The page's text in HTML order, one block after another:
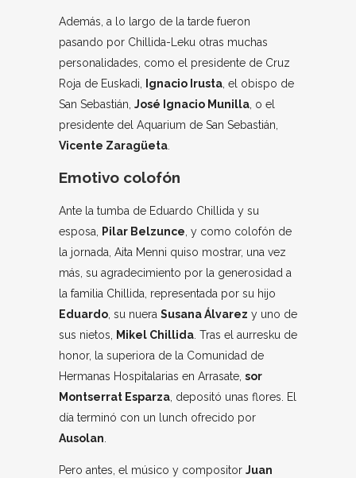
Además, a lo largo de la tarde fueron
pasando por Chillida-Leku otras muchas
personalidades, como el presidente de Cruz
Roja de Euskadi,
Ignacio Irusta, el obispo de
San Sebastián, José Ignacio Munilla, o el
presidente del Aquarium de San Sebastián,
Vicente Zaragüeta.
Emotivo colofón
Ante la tumba de Eduardo Chillida y su
esposa, Pilar Belzunce, y como colofón de
la jornada, Aita Menni quiso mostrar, una vez
más, su agradecimiento por la generosidad a
la familia Chillida, representada por su hijo
Eduardo, su nuera Susana Álvarez y uno de
sus nietos, Mikel Chillida. Tras el aurresku de
honor, la superiora de la Comunidad de
Hermanas Hospitalarias en Arrasate, sor
Montserrat Esparza, depositó unas flores. El
día terminó con un lunch ofrecido por
Ausolan.
Pero antes, el músico y compositor Juan